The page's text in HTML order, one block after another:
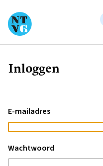
Kruimelpad
Inloggen
E-mailadres
Wachtwoord